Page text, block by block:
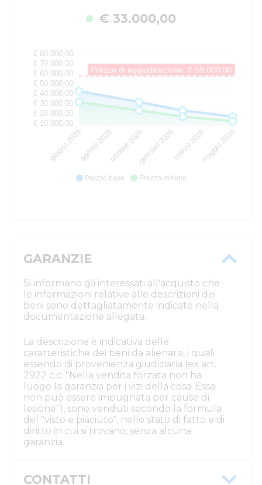
€ 33.000,00
Prezzo base Prezzo minimo
giugno 2025agosto 2025ottobre 2025gennaio 2026marzo 2026maggio 2026
Prezzo di aggiudicazione: € 59.000,00
€ 80.000,00
€ 70.000,00
€ 60.000,00
€ 50.000,00
€ 40.000,00
€ 30.000,00
€ 20.000,00
€ 10.000,00
GARANZIE
Si informano gli interessati all'acquisto che
le informazioni relative alle descrizioni dei
beni sono dettagliatamente indicate nella
documentazione allegata.
La descrizione è indicativa delle
caratteristiche dei beni da alienarsi, i quali
essendo di provenienza giudiziaria (ex art.
2922 c.c. "Nella vendita forzata non ha
luogo la garanzia per i vizi della cosa. Essa
non può essere impugnata per cause di
lesione"), sono venduti secondo la formula
del "visto e piaciuto", nello stato di fatto e di
diritto in cui si trovano, senza alcuna
garanzia.
CONTATTI